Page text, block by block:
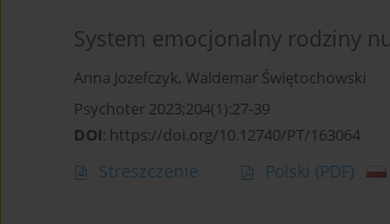
System emocjonalny rodziny
Anna Jozefczyk, Waldemar Świętochowski
Psychoter 2023;204(1):27-39
DOI: https://doi.org/10.12740/PT/163064
Streszczenie Polski (PDF)